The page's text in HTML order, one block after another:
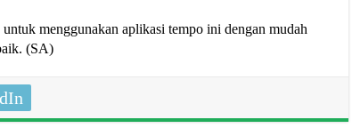
menggunakan aplikasi tempo ini dengan mudah
(SA)